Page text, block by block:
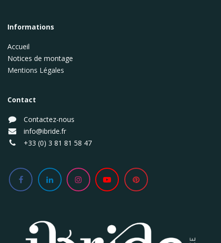
Informations
Accueil
Notices de montage
Mentions Légales
Contact
Contactez-nous
info@ibride.fr
+33 (0) 3 81 81 58 47